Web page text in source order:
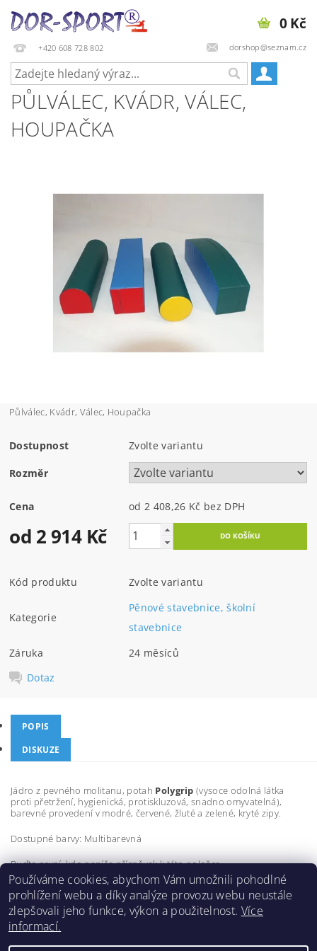
+420 608 728 802 dorshop@seznam.cz
0 Kč
PŮLVÁLEC, KVÁDR, VÁLEC,
HOUPAČKA
Půlválec, Kvádr, Válec, Houpačka
Dostupnost Zvolte variantu
Rozměr
Cena od 2 408,26 Kč bez DPH
od 2 914 Kč
Kód produktu Zvolte variantu
Kategorie
Pěnové stavebnice, školní
stavebnice
Záruka
24 měsíců
Dotaz
POPIS
DISKUZE
Jádro z pevného molitanu, potah Polygrip (vysoce odolná látka
proti přetržení, hygienická, protiskluzová, snadno omyvatelná),
barevné provedení v modré, červené, žluté a zelené, kryté zipy.
Dostupné barvy: Multibarevná
Buďte první, kdo napíše příspěvek k této položce.
Přidat komentář
Používáme cookies, abychom Vám umožnili pohodlné
prohlížení webu a díky analýze provozu webu neustále
zlepšovali jeho funkce, výkon a použitelnost. Více
informací.